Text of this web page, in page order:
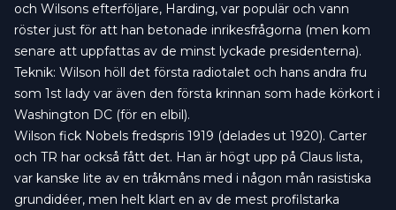
och Wilsons efterföljare, Harding, var populär och vann
röster just för att han betonade inrikesfrågorna (men kom
senare att uppfattas av de minst lyckade presidenterna).
Teknik: Wilson höll det första radiotalet och hans andra fru
som 1st lady var även den första krinnan som hade körkort i
Washington DC (för en elbil).
Wilson fick Nobels fredspris 1919 (delades ut 1920). Carter
och TR har också fått det. Han är högt upp på Claus lista,
var kanske lite av en tråkmåns med i någon mån rasistiska
grundidéer, men helt klart en av de mest profilstarka